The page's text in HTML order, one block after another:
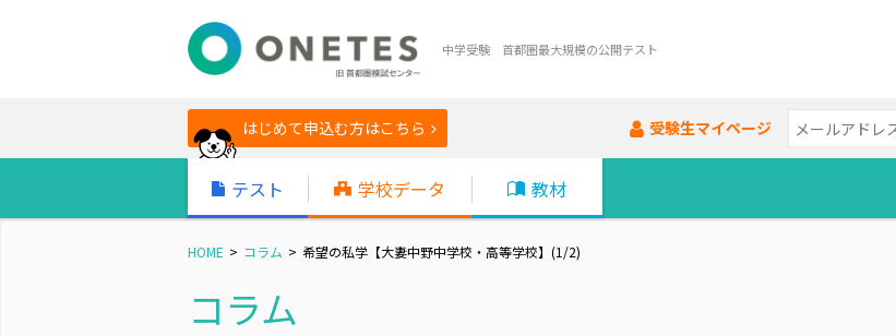
中学受験 首都圏最大規模の公開テスト
はじめて申込む方はこちら 受験生マイページ
テスト 学校データ 教材
HOME コラム 希望の私学【大妻中野中学校・高等学校】(1/2)
コラム